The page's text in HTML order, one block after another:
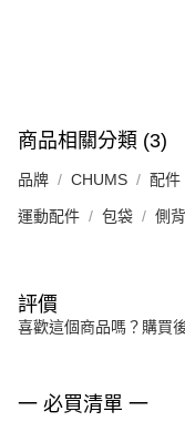
商品相關分類 (3)
品牌 CHUMS 配件
運動配件 包袋 側
評價
喜歡這個商品嗎？購買
一 必買清單 一